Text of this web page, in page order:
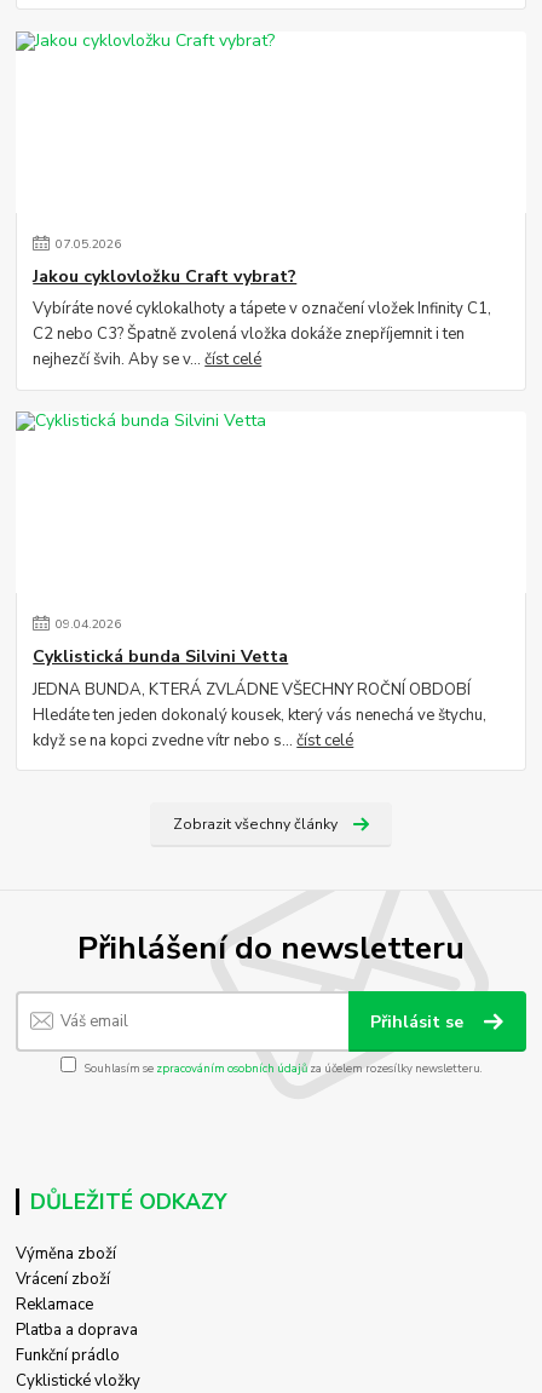
07.05.2026
Jakou cyklovložku Craft vybrat?
Vybíráte nové cyklokalhoty a tápete v označení vložek Infinity C1,
C2 nebo C3? Špatně zvolená vložka dokáže znepříjemnit i ten
nejhezčí švih. Aby se v...číst celé
09.04.2026
Cyklistická bunda Silvini Vetta
JEDNA BUNDA, KTERÁ ZVLÁDNE VŠECHNY ROČNÍ OBDOBÍ
Hledáte ten jeden dokonalý kousek, který vás nenechá ve štychu,
když se na kopci zvedne vítr nebo s...číst celé
Zobrazit všechny články
Přihlášení do newsletteru
Přihlásit se
Souhlasím se zpracováním osobních údajůza účelem rozesílky newsletteru.
DŮLEŽITÉ ODKAZY
Výměna zboží
Vrácení zboží
Reklamace
Platba a doprava
Funkční prádlo
Cyklistické vložky